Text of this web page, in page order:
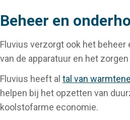
Beheer en
Fluvius verzorgt ook het
van de apparatuur en het
Fluvius heeft al tal van
helpen bij het opzetten van
koolstofarme economie.